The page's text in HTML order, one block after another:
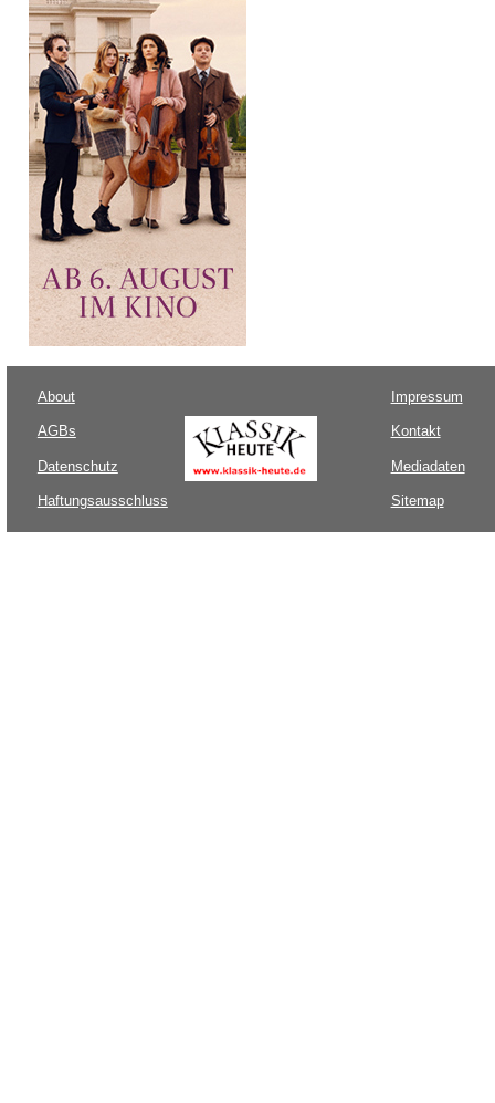
About
AGBs
Datenschutz
Haftungsausschluss
Impressum
Kontakt
Mediadaten
Sitemap